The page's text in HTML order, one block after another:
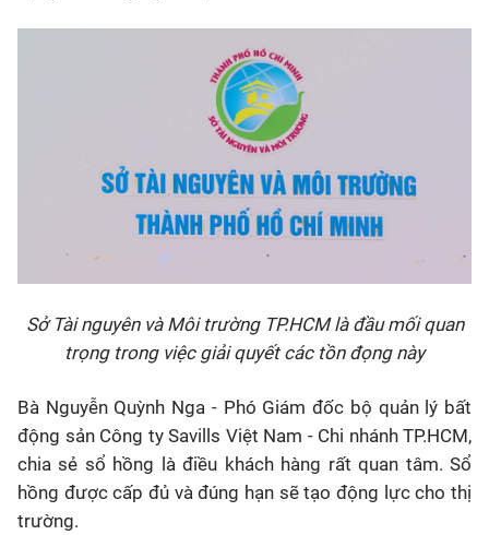
Sở Tài nguyên và Môi trường TP.HCM là đầu mối quan
trọng trong việc giải quyết các tồn đọng này
Bà Nguyễn Quỳnh Nga - Phó Giám đốc bộ quản lý bất
động sản Công ty Savills Việt Nam - Chi nhánh TP.HCM,
chia sẻ sổ hồng là điều khách hàng rất quan tâm. Sổ
hồng được cấp đủ và đúng hạn sẽ tạo động lực cho thị
trường.